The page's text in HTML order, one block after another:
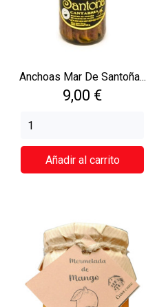
Anchoas Mar De Santoña...
Precio
9,00 €
Añadir al carrito